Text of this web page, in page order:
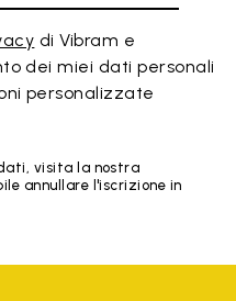
di Vibram e
dei miei dati personali
personalizzate
visita la nostra
annullare l'iscrizione in